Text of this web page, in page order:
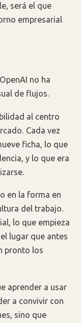
será el que
empresarial
no ha
de flujos.
al centro
Cada vez
ficha, lo que
y lo que era
en la forma en
del trabajo.
lo que empieza
lugar que antes
pronto los
aprender a usar
a convivir con
sino que